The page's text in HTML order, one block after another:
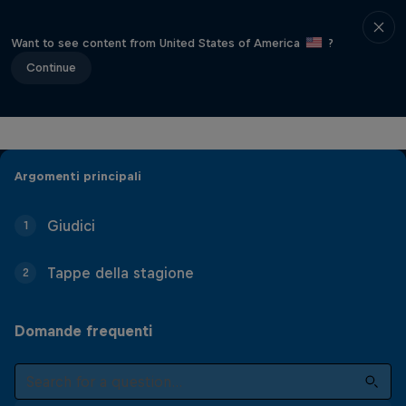
Want to see content from United States of America
?
Continue
Argomenti principali
1 Giudici
2 Tappe della stagione
Domande frequenti